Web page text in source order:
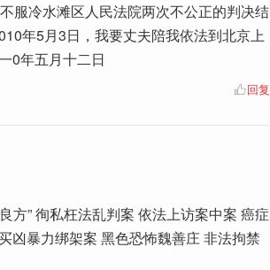
服冷水滩区人民法院两次不公正的判决结
年5月3日，我要丈夫陪我依法到北京上
0年五月十二日
回复
方” 徇私枉法乱判案 依法上访案中案 癌症
凶暴力绑架案 黑色恐怖魏善庄 非法拘禁